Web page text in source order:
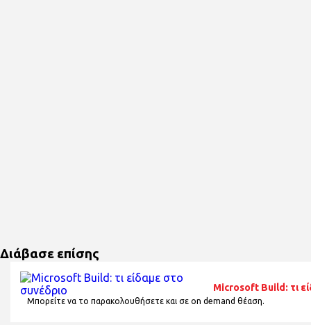
Διάβασε επίσης
Microsoft Build: τι
Μπορείτε να το παρακολουθήσετε και σε on demand θέαση.